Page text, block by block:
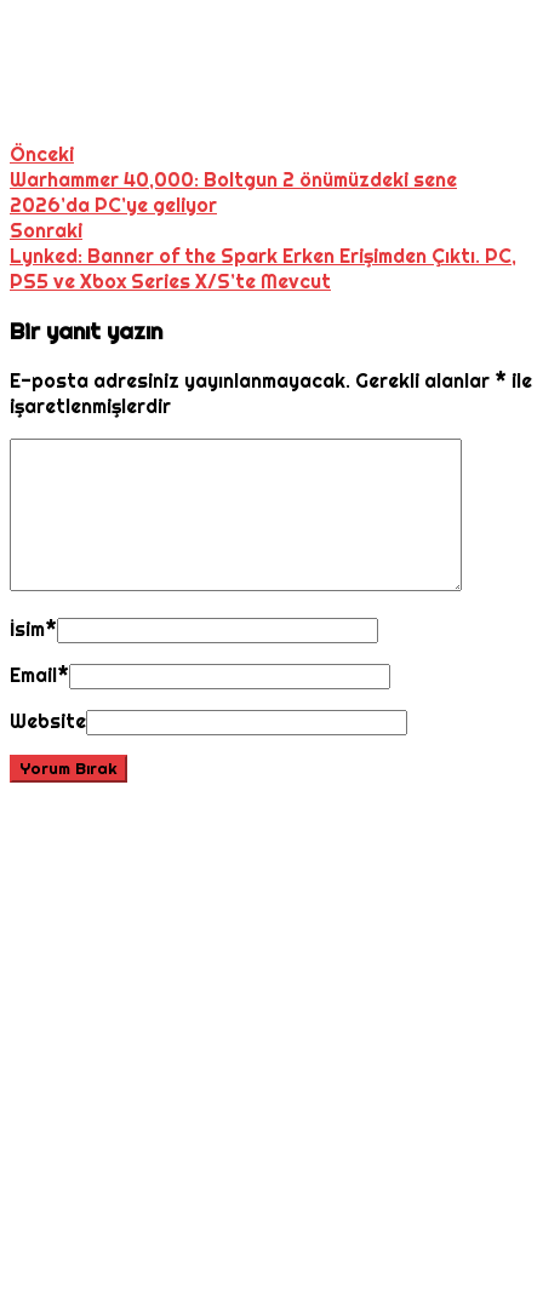
Önceki
Warhammer 40,000: Boltgun 2 önümüzdeki sene
2026’da PC’ye geliyor
Sonraki
Lynked: Banner of the Spark Erken Erişimden Çıktı. PC,
PS5 ve Xbox Series X/S’te Mevcut
Bir yanıt yazın
E-posta adresiniz yayınlanmayacak. Gerekli alanlar * ile
işaretlenmişlerdir
İsim*
Email*
Website